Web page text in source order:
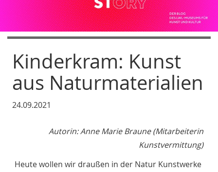
Kinderkram: Kunst
aus Naturmaterialien
24.09.2021
Autorin: Anne Marie Braune (Mitarbeiterin
Kunstvermittung)
Heute wollen wir draußen in der Natur Kunstwerke